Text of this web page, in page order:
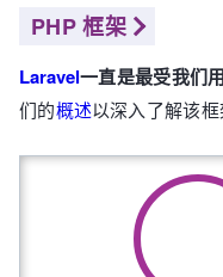
PHP 框架
Laravel一直是最受我们
们的概述以深入了解该框